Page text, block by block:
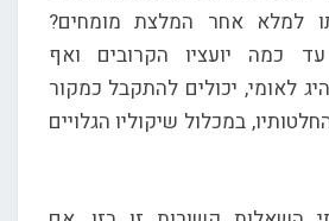
למלא אחר המלצת מומחים?
כמה יועציו הקרובים ואף
לאומי, יכולים להתקבל כמקור
במכלול שיקוליו הגלויים